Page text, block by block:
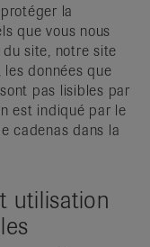
la
que vous nous
site, notre site
les données que
pas lisibles par
est indiqué par le
cadenas dans la
utilisation